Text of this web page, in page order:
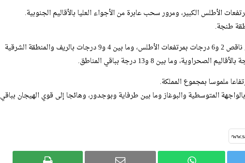
الأطلس الكبير، ومرور سحب عابرة من الأجواء العليا بالأقاليم الجنوبية.
طنجة.
وستتراوح درجات الحرارة الدنيا ما بين ناقص 2 و6 درجات بمرتفعات الأطلس، وما بين 4 و9 درجات بالريف والمنطقة الشرقية
ملموسا بمجموع المملكة.
المتوسطية والبوغاز وما بين طرفاية وبوجدور، وهائجا إلى قوي الهيجان بباقي